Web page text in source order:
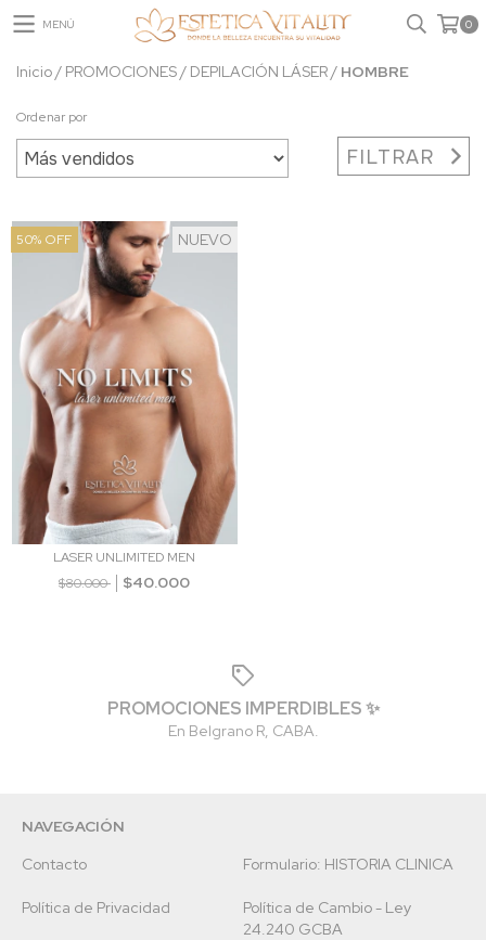
MENÚ 0
Inicio/ PROMOCIONES/ DEPILACIÓN LÁSER/ HOMBRE
Ordenar por
FILTRAR
50% OFF NUEVO
LASER UNLIMITED MEN
$80.000
$40.000
PROMOCIONES IMPERDIBLES ✨
En Belgrano R, CABA.
NAVEGACIÓN
Contacto
Formulario: HISTORIA CLINICA
Política de Privacidad
Política de Cambio - Ley
24.240 GCBA